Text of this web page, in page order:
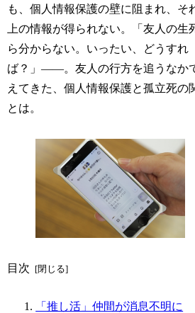
も、個人情報保護の壁に阻まれ、そ
上の情報が得られない。「友人の生
ら分からない。いったい、どうすれ
ば？」――。友人の行方を追うなか
えてきた、個人情報保護と孤立死の
とは。
目次
「推し活」仲間が消息不明に